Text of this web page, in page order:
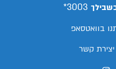
3003*
בוואטסאפ
קשר